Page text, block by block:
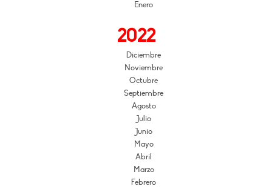
Enero
2022
Diciembre
Noviembre
Octubre
Septiembre
Agosto
Julio
Junio
Mayo
Abril
Marzo
Febrero